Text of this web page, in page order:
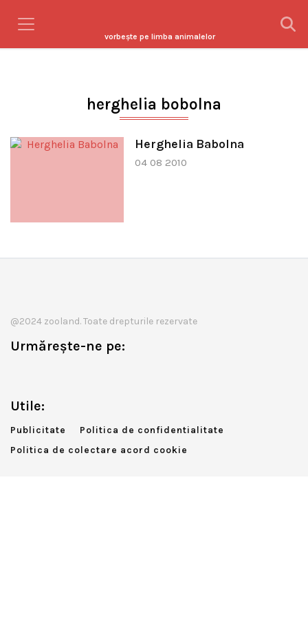
vorbeşte pe limba animalelor
herghelia bobolna
Herghelia Babolna
04 08 2010
@2024 zooland. Toate drepturile rezervate
Urmărește-ne pe:
Utile:
Publicitate
Politica de confidentialitate
Politica de colectare acord cookie